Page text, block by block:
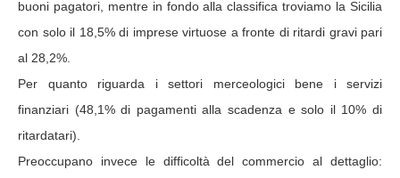
buoni pagatori, mentre in fondo alla classifica troviamo la Sicilia
con solo il 18,5% di imprese virtuose a fronte di ritardi gravi pari
al 28,2%.
Per quanto riguarda i settori merceologici bene i servizi
finanziari (48,1% di pagamenti alla scadenza e solo il 10% di
ritardatari).
Preoccupano invece le difficoltà del commercio al dettaglio: